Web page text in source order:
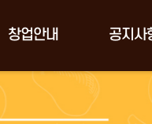
창업안내 공지사